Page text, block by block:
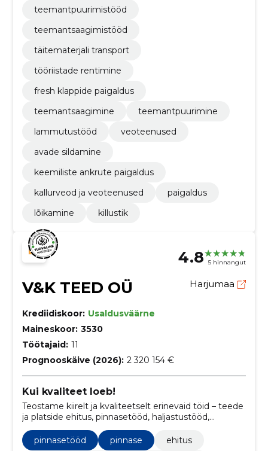
teemantpuurimistööd
teemantsaagimistööd
täitematerjali transport
tööriistade rentimine
fresh klappide paigaldus
teemantsaagimine
teemantpuurimine
lammutustööd
veoteenused
avade sildamine
keemiliste ankrute paigaldus
kallurveod ja veoteenused
paigaldus
lõikamine
killustik
4.8 5 hinnangut
V&K TEED OÜ Harjumaa
Krediidiskoor: Usaldusväärne
Maineskoor: 3530
Töötajaid: 11
Prognooskäive (2026): 2 320 154 €
Kui kvaliteet loeb!
Teostame kiirelt ja kvaliteetselt erinevaid töid – teede
ja platside ehitus, pinnasetööd, haljastustööd,
kivitööd, asfalteerimistööd.
pinnasetööd
pinnase
ehitus